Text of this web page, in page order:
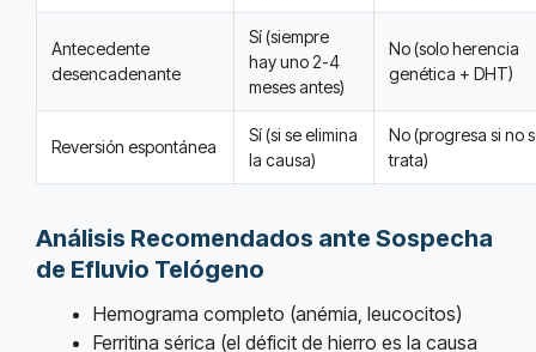
Antecedente
desencadenante
Sí (siempre
hay uno 2-4
meses antes)
No (solo herencia
genética + DHT)
Reversión espontánea
Sí (si se elimina
la causa)
No (progresa si no
trata)
Análisis Recomendados ante Sospecha
de Efluvio Telógeno
Hemograma completo (anémia, leucocitos)
Ferritina sérica (el déficit de hierro es la causa